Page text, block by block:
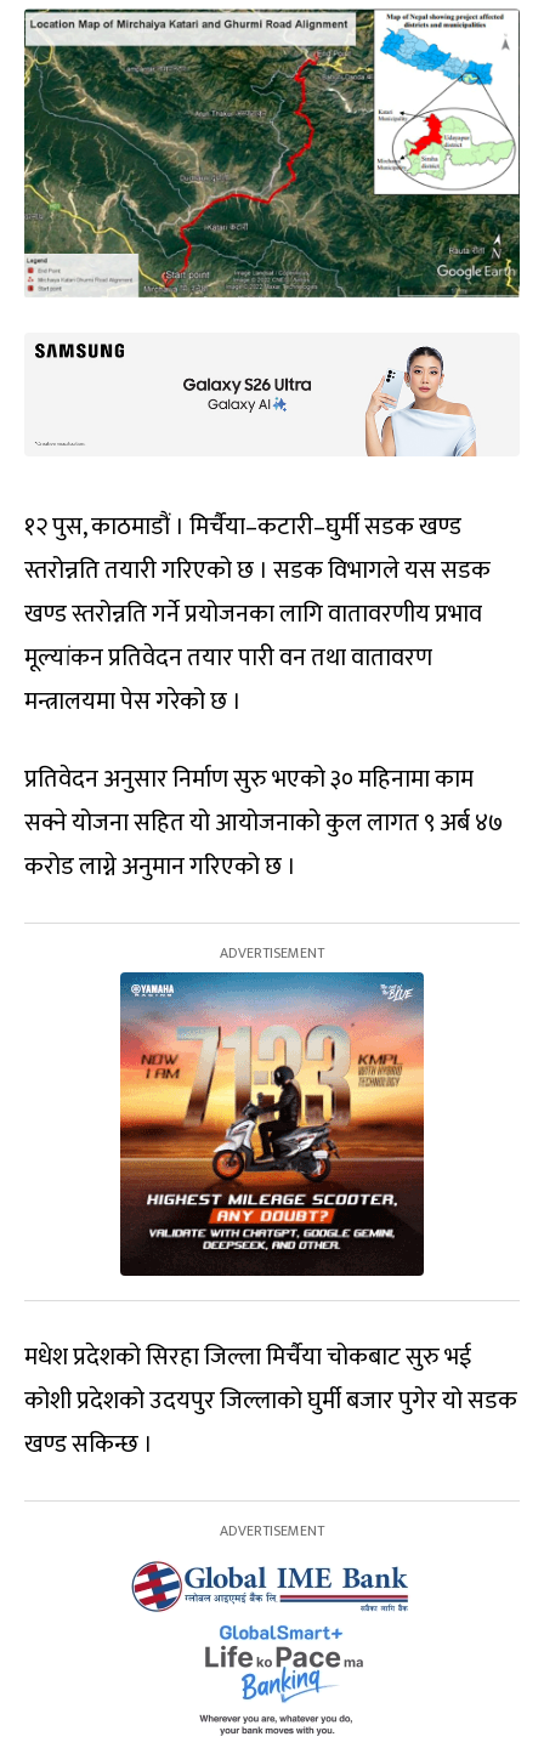
१२ पुस, काठमाडौं । मिर्चैया–कटारी–घुर्मी सडक खण्ड
स्तरोन्नति तयारी गरिएको छ । सडक विभागले यस सडक
खण्ड स्तरोन्नति गर्ने प्रयोजनका लागि वातावरणीय प्रभाव
मूल्यांकन प्रतिवेदन तयार पारी वन तथा वातावरण
मन्त्रालयमा पेस गरेको छ ।
प्रतिवेदन अनुसार निर्माण सुरु भएको ३० महिनामा काम
सक्ने योजना सहित यो आयोजनाको कुल लागत ९ अर्ब ४७
करोड लाग्ने अनुमान गरिएको छ ।
मधेश प्रदेशको सिरहा जिल्ला मिर्चैया चोकबाट सुरु भई
कोशी प्रदेशको उदयपुर जिल्लाको घुर्मी बजार पुगेर यो सडक
खण्ड सकिन्छ ।